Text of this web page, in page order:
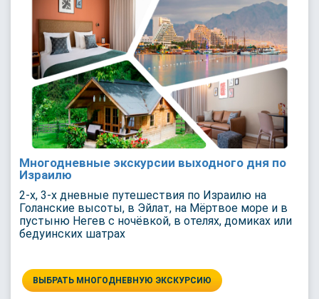
Многодневные экскурсии выходного дня по
Израилю
2-х, 3-х дневные путешествия по Израилю на
Голанские высоты, в Эйлат, на Мёртвое море и в
пустыню Негев с ночёвкой, в отелях, домиках или
бедуинских шатрах
ВЫБРАТЬ МНОГОДНЕВНУЮ ЭКСКУРСИЮ